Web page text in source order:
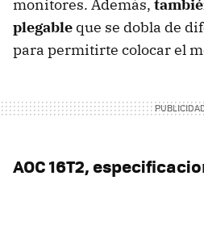
monitores. Además,
plegable que se dobla de
para permitirte colocar el
AOC 16T2,